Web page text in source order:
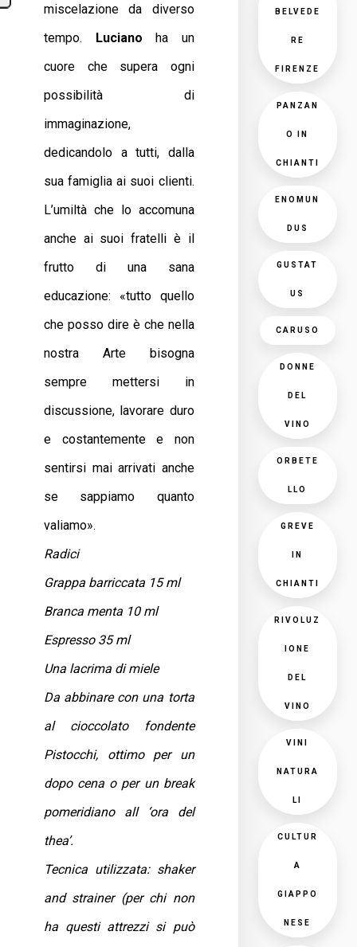
miscelazione da diverso
tempo. Luciano ha un
cuore che supera ogni
possibilità di
immaginazione,
dedicandolo a tutti, dalla
sua famiglia ai suoi clienti.
L’umiltà che lo accomuna
anche ai suoi fratelli è il
frutto di una sana
educazione: «tutto quello
che posso dire è che nella
nostra Arte bisogna
sempre mettersi in
discussione, lavorare duro
e costantemente e non
sentirsi mai arrivati anche
se sappiamo quanto
valiamo».
Radici
Grappa barriccata 15 ml
Branca menta 10 ml
Espresso 35 ml
Una lacrima di miele
Da abbinare con una torta
al cioccolato fondente
Pistocchi, ottimo per un
dopo cena o per un break
pomeridiano all ‘ora del
thea’.
Tecnica utilizzata: shaker
and strainer (per chi non
ha questi attrezzi si può
BELVEDE
RE
FIRENZE
PANZAN
O IN
CHIANTI
ENOMUN
DUS
GUSTAT
US
CARUSO
DONNE
DEL
VINO
ORBETE
LLO
GREVE
IN
CHIANTI
RIVOLUZ
IONE
DEL
VINO
VINI
NATURA
LI
CULTUR
A
GIAPPO
NESE